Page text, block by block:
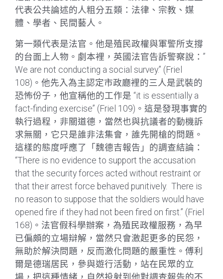
代表公共論述的人粗分五類：法律、宗教、媒
體、學者、民間藝人。
第一類代表是法官。他是殖民政權與軍警所支撐
的台面上人物。劇本裡，英國法官告訴警察說：”
We are not conducting a social survey.” (Friel
108)。他先入為主認定市政廳裡的三人是武裝的
恐怖份子，他宣稱他的工作是 “it is essentially a
fact-finding exercise” (Friel 109)。這是發現事實的
執行過程，非關道德，當然也與抗議者的動機訴
求無關，它只是誰非法集會，誰先開槍的問題。
這樣的態度呼應了「魏德吉報告」的調查結論：
“There is no evidence to support the accusation
that the security forces acted without restraint or
that their arrest force behaved punitively. There is
no reason to suppose that the soldiers would have
opened fire if they had not been fired on first.” (Friel
168)。法官假科學辦案，為殖民政權服務，為早
已偏頗的立場辯解，當然只會激起更多的民怨，
無助於解決問題，反而激化問題的嚴重性。傅利
爾是德瑞居民，參與遊行活動，站在民眾的立